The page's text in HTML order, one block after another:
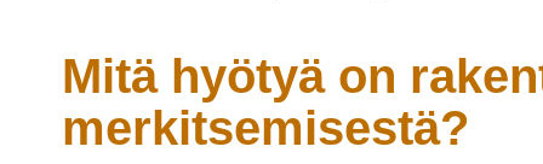
Mitä hyötyä on
merkitsemisestä?